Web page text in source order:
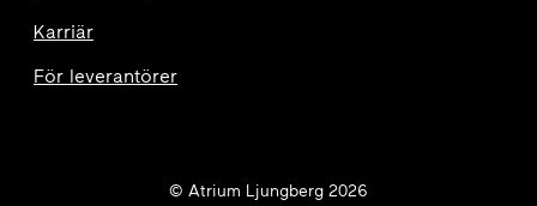
Karriär
För leverantörer
© Atrium Ljungberg 2026